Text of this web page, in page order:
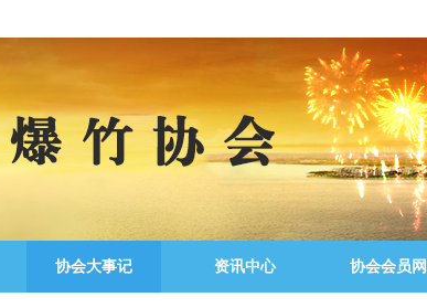
协会大事记 资讯中心 协会会员